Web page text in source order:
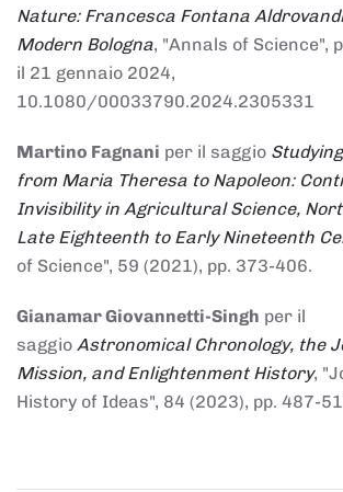
Nature: Francesca Fontana
Modern Bologna, "Annals of Science",
il 21 gennaio 2024,
10.1080/00033790.2024.2305331
Martino Fagnani per il saggio
from Maria Theresa to Napoleon:
Invisibility in Agricultural Science,
Late Eighteenth to Early Nineteenth
of Science", 59 (2021), pp. 373-406.
Gianamar Giovannetti-Singh per il
saggio Astronomical Chronology, the
Mission, and Enlightenment History,
History of Ideas", 84 (2023), pp. 487-